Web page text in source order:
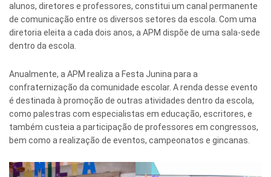
alunos, diretores e professores, constitui um canal permanente
de comunicação entre os diversos setores da escola. Com uma
diretoria eleita a cada dois anos, a APM dispõe de uma sala-sede
dentro da escola.
Anualmente, a APM realiza a Festa Junina para a
confraternização da comunidade escolar. A renda desse evento
é destinada à promoção de outras atividades dentro da escola,
como palestras com especialistas em educação, escritores, e
também custeia a participação de professores em congressos,
bem como a realização de eventos, campeonatos e gincanas.